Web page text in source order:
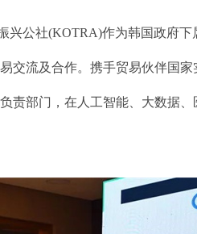
兴公社(KOTRA)作为韩国政府
交流及合作。携手贸易伙伴国
责部门，在人工智能、大数据